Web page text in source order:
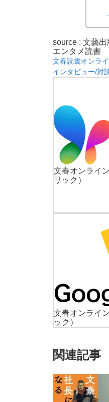
source : 文藝
エンタメ読書
文春読書オンラ
インタビュー/対
文春オンライ
リック）
文春オンライ
ック）
関連記事